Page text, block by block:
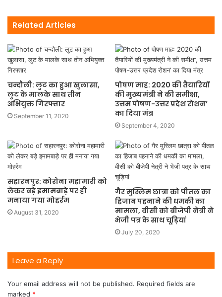
Related Articles
चन्दौली: लुट का हुआ खुलासा,
लुट के मालके साथ तीन
अभियुक्त गिरफ्तार
September 11, 2020
पोषण माह: 2020 की तैयारियों
की मुख्यमंत्री ने की समीक्षा,
उत्तम पोषण-उत्तर प्रदेश रोशन’
का दिया मंत्र
September 4, 2020
सहारनपुर: कोरोना महामारी को
लेकर बड़े इमामबाड़े पर ही
मनाया गया मोहर्रम
August 31, 2020
गैर मुस्लिम छात्रा को पीतल का
हिजाब पहनाने की धमकी का
मामला, वीसी को बीजेपी नेत्री ने
भेजी पत्र के साथ चूड़ियां
July 20, 2020
Leave a Reply
Your email address will not be published. Required fields are
marked *